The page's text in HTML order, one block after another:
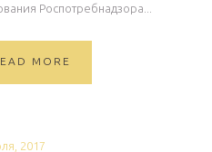
Роспотребнадзора...
MORE
2017